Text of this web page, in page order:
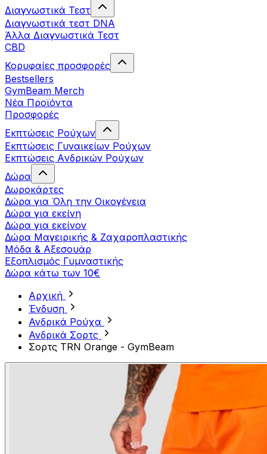
Διαγνωστικά Τεστ
Διαγνωστικά τεστ DNA
Άλλα Διαγνωστικά Τεστ
CBD
Κορυφαίες προσφορές
Bestsellers
GymBeam Merch
Νέα Προϊόντα
Προσφορές
Εκπτώσεις Ρούχων
Εκπτώσεις Γυναικείων Ρούχων
Εκπτώσεις Aνδρικών Ρούχων
Δώρα
Δωροκάρτες
Δώρα για Όλη την Οικογένεια
Δώρα για εκείνη
Δώρα για εκείνον
Δώρα Μαγειρικής & Ζαχαροπλαστικής
Μόδα & Αξεσουάρ
Εξοπλισμός Γυμναστικής
Δώρα κάτω των 10€
Αρχική
Ένδυση
Ανδρικά Ρούχα
Ανδρικά Σορτς
Σορτς TRN Orange - GymBeam